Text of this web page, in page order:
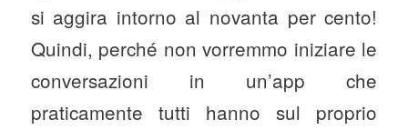
si aggira intorno al novanta per cento!
Quindi, perché non vorremmo iniziare le
conversazioni in un’app che
praticamente tutti hanno sul proprio